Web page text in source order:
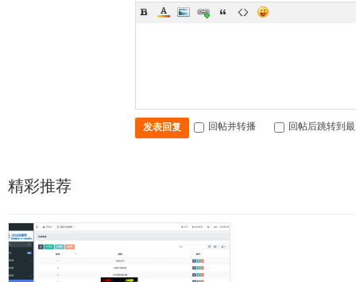
发表回复 回帖并转播 回帖后跳转到
精彩推荐